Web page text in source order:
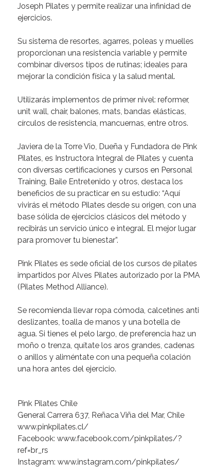
Joseph Pilates y permite realizar una infinidad de
ejercicios.
Su sistema de resortes, agarres, poleas y muelles
proporcionan una resistencia variable y permite
combinar diversos tipos de rutinas; ideales para
mejorar la condición física y la salud mental.
Utilizarás implementos de primer nivel: reformer,
unit wall, chair, balones, mats, bandas elásticas,
círculos de resistencia, mancuernas, entre otros.
Javiera de la TorreVio, Dueña y Fundadora de Pink
Pilates, es Instructora Integral de Pilates y cuenta
con diversas certificaciones y cursos en Personal
Training, Baile Entretenido y otros, destaca los
beneficios de su practicar en su estudio: “Aquí
vivirás el método Pilates desde su origen, con una
base sólida de ejercicios clásicos del método y
recibirás un servicio único e integral. El mejor lugar
para promover tu bienestar”.
Pink Pilates es sede oficial de los cursos de pilates
impartidos por Alves Pilates autorizado por la PMA
(Pilates Method Alliance).
Se recomienda llevar ropa cómoda, calcetines anti
deslizantes, toalla de manos y una botella de
agua. Si tienes el pelo largo, de preferencia haz un
moño o trenza, quítate los aros grandes, cadenas
o anillos y aliméntate con una pequeña colación
una hora antes del ejercicio.
Pink Pilates Chile
General Carrera 637, ReñacaViña del Mar, Chile
www.pinkpilates.cl/
Facebook: www.facebook.com/pinkpilates/?
ref=br_rs
Instagram: www.instagram.com/pinkpilates/